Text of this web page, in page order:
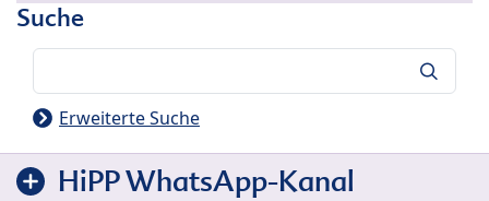
Suche
Erweiterte Suche
HiPP WhatsApp-Kanal